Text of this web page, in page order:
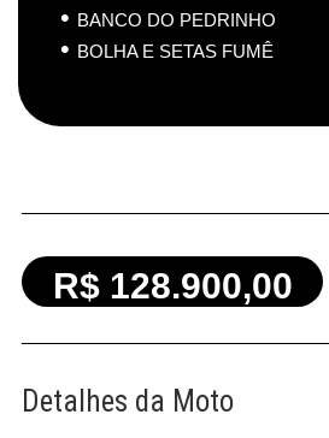
• BANCO DO PEDRINHO
• BOLHA E SETAS FUMÊ
R$ 128.900,00
Detalhes da Moto